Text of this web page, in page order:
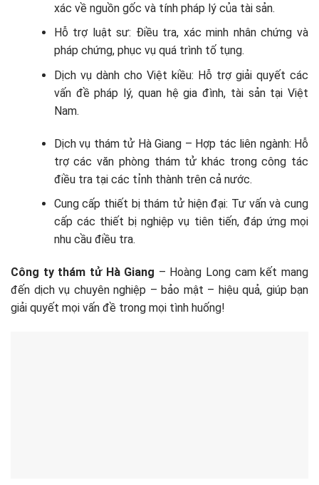
xác về nguồn gốc và tính pháp lý của tài sản.
Hỗ trợ luật sư: Điều tra, xác minh nhân chứng và
pháp chứng, phục vụ quá trình tố tụng.
Dịch vụ dành cho Việt kiều: Hỗ trợ giải quyết các
vấn đề pháp lý, quan hệ gia đình, tài sản tại Việt
Nam.
Dịch vụ thám tử Hà Giang – Hợp tác liên ngành: Hỗ
trợ các văn phòng thám tử khác trong công tác
điều tra tại các tỉnh thành trên cả nước.
Cung cấp thiết bị thám tử hiện đại: Tư vấn và cung
cấp các thiết bị nghiệp vụ tiên tiến, đáp ứng mọi
nhu cầu điều tra.
Công ty thám tử Hà Giang – Hoàng Long cam kết mang
đến dịch vụ chuyên nghiệp – bảo mật – hiệu quả, giúp bạn
giải quyết mọi vấn đề trong mọi tình huống!